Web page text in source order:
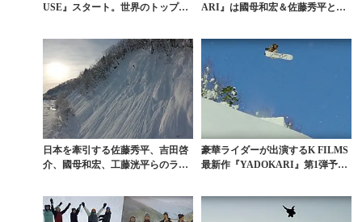
USE』スタート。世界のトップラ
ARI』は國母和宏＆佐藤秀平との
日本を牽引する佐藤秀平、吉田啓
介、國母和宏、工藤洸平らのライ
豪華ライダーが出演するK FILMS
最新作『YADOKARI』第1弾予告